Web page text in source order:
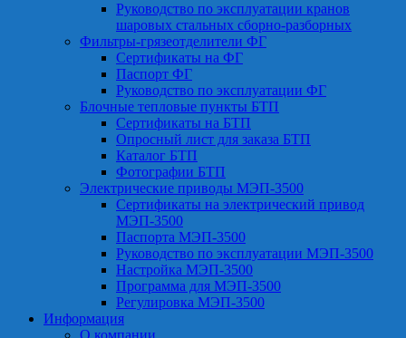
Руководство по эксплуатации кранов
шаровых стальных сборно-разборных
Фильтры-грязеотделители ФГ
Сертификаты на ФГ
Паспорт ФГ
Руководство по эксплуатации ФГ
Блочные тепловые пункты БТП
Сертификаты на БТП
Опросный лист для заказа БТП
Каталог БТП
Фотографии БТП
Электрические приводы МЭП-3500
Сертификаты на электрический привод
МЭП-3500
Паспорта МЭП-3500
Руководство по эксплуатации МЭП-3500
Настройка МЭП-3500
Программа для МЭП-3500
Регулировка МЭП-3500
Информация
О компании